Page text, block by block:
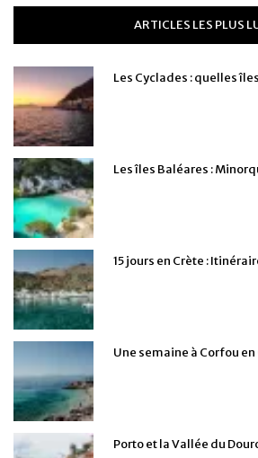
ARTICLES LES PLUS
Les Cyclades : quelles
Les îles Baléares :
15 jours en Crète :
Une semaine à Corfou en
Porto et la Vallée du